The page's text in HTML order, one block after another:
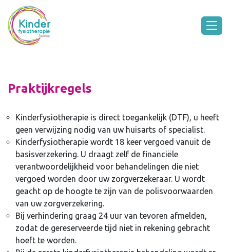
Praktijkregels
Kinderfysiotherapie is direct toegankelijk (DTF), u heeft
geen verwijzing nodig van uw huisarts of specialist.
Kinderfysiotherapie wordt 18 keer vergoed vanuit de
basisverzekering. U draagt zelf de financiële
verantwoordelijkheid voor behandelingen die niet
vergoed worden door uw zorgverzekeraar. U wordt
geacht op de hoogte te zijn van de polisvoorwaarden
van uw zorgverzekering.
Bij verhindering graag 24 uur van tevoren afmelden,
zodat de gereserveerde tijd niet in rekening gebracht
hoeft te worden.